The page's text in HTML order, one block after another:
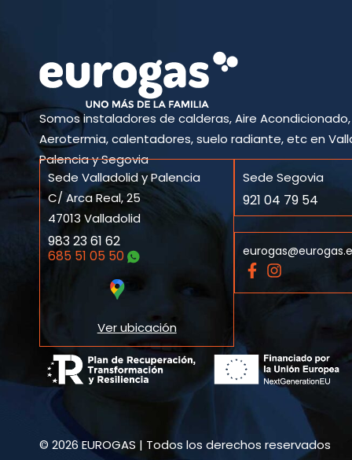
Somos instaladores de calderas, Aire Acondicionado,
Aerotermia, calentadores, suelo radiante, etc en
Palencia y Segovia
Sede Valladolid y Palencia
C/ Arca Real, 25
47013 Valladolid
983 23 61 62
685 51 05 50
Ver ubicación
Sede Segovia
921 04 79 54
F
a
c
o
k
I
n
s
r
a
m
© 2026 EUROGAS | Todos los derechos reservados